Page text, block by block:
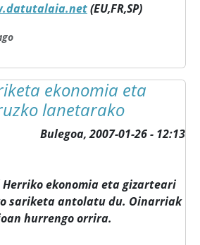
(EU,FR,SP)
ekonomia eta
lanetarako
Bulegoa,2007-01-26 - 12:13
Herriko ekonomia eta gizarteari
sariketa antolatu du. Oinarriak
hurrengo orrira.